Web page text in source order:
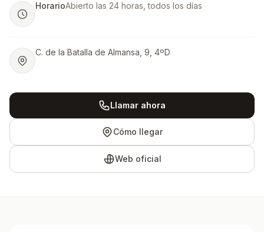
HorarioAbierto las 24 horas, todos los días
C. de la Batalla de Almansa, 9, 4ºD
Llamar ahora
Cómo llegar
Web oficial